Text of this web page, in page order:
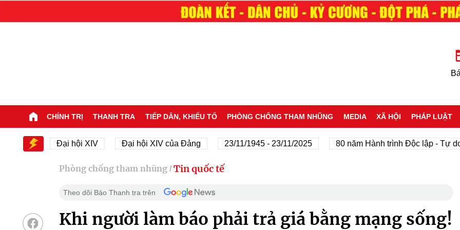
CHÍNH TRỊ THANH TRA TIẾP DÂN, KHIẾU TỐ PHÒNG CHỐNG THAM NHŨNG MEDIA XÃ HỘI PHÁP LUẬT
Đại hội XIV Đại hội XIV của Đảng 23/11/1945 - 23/11/2025 80 năm Hành trình Độc lập - Tự do -
Phòng chống tham nhũng / Tin quốc tế
Theo dõi Báo Thanh tra trên
Khi người làm báo phải trả giá bằng mạng sống!